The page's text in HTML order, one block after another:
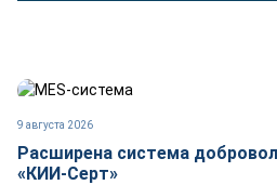
9 августа 2026
Расширена система
«КИИ-Серт»